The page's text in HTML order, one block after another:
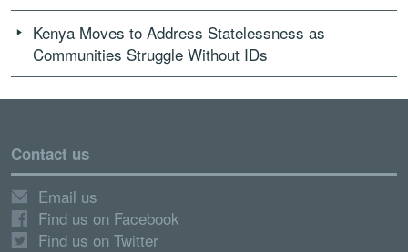
Kenya Moves to Address Statelessness as
Communities Struggle Without IDs
Contact us
Email us
Find us on Facebook
Find us on Twitter